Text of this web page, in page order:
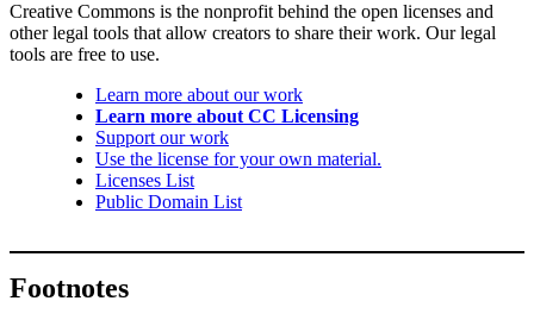
Creative Commons is the nonprofit behind the open licenses and
other legal tools that allow creators to share their work. Our legal
tools are free to use.
Learn more about our work
Learn more about CC Licensing
Support our work
Use the license for your own material.
Licenses List
Public Domain List
Footnotes